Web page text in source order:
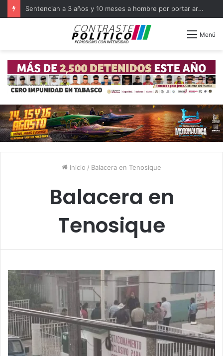
Sentencian a 3 años y 10 meses a hombre por portar arma en Balancán
Menú
Inicio / Balacera en Tenosique
Balacera en
Tenosique